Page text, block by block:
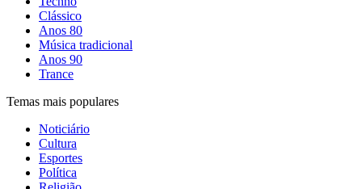
Clássico
Anos 80
Música tradicional
Anos 90
Trance
Temas mais populares
Noticiário
Cultura
Esportes
Política